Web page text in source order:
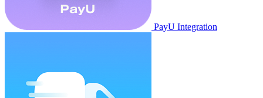
PayU Integration